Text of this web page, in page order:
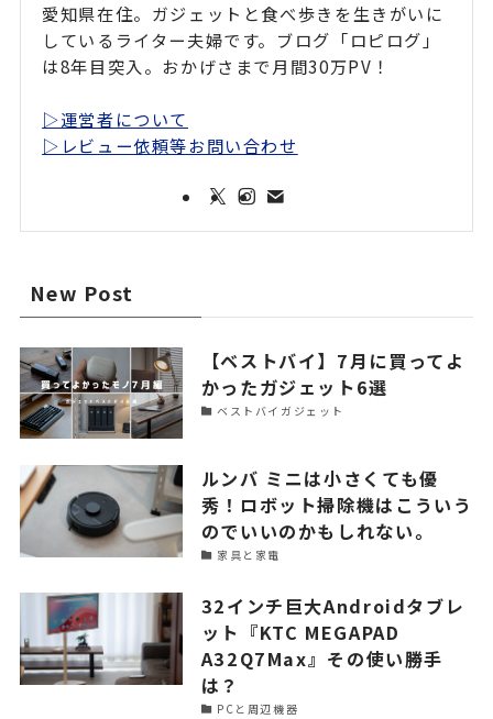
愛知県在住。ガジェットと食べ歩きを生きがいに
しているライター夫婦です。ブログ「ロピログ」
は8年目突入。おかげさまで月間30万PV！
▷運営者について
▷レビュー依頼等お問い合わせ
New Post
【ベストバイ】7月に買ってよ
かったガジェット6選
ベストバイガジェット
ルンバ ミニは小さくても優
秀！ロボット掃除機はこういう
のでいいのかもしれない。
家具と家電
32インチ巨大Androidタブレ
ット『KTC MEGAPAD
A32Q7Max』その使い勝手
は？
PCと周辺機器